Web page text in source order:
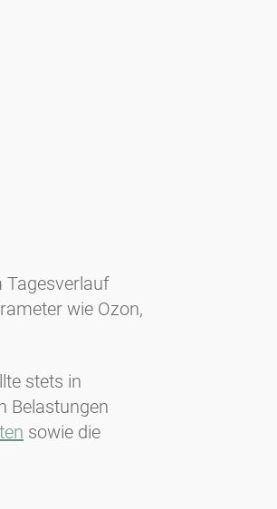
Tagesverlauf
wie Ozon,
stets in
Belastungen
sowie die